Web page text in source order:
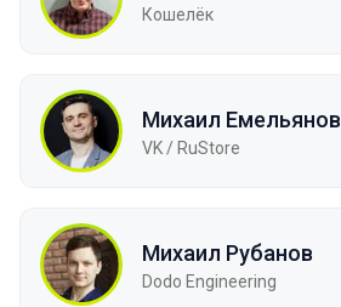
Кошелёк
Михаил Емельянов
VK / RuStore
Михаил Рубанов
Dodo Engineering